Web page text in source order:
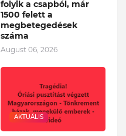
folyik a csapból, már
1500 felett a
megbetegedések
száma
August 06, 2026
AKTUÁLIS